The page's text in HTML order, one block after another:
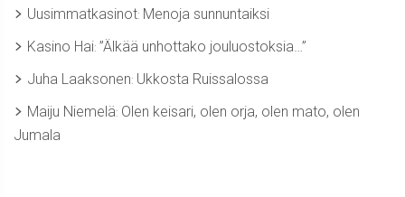
Uusimmatkasinot: Menoja sunnuntaiksi
Kasino Hai: ”Älkää unhottako jouluostoksia…”
Juha Laaksonen: Ukkosta Ruissalossa
Maiju Niemelä: Olen keisari, olen orja, olen mato, olen
Jumala